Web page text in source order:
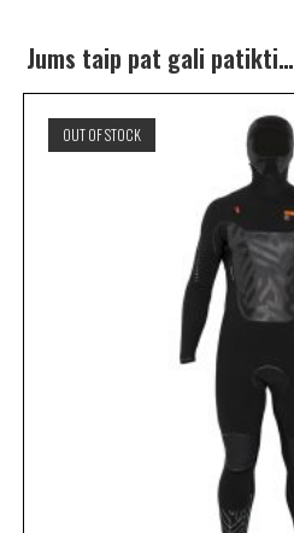
Jums taip pat gali patikti…
OUT OF STOCK